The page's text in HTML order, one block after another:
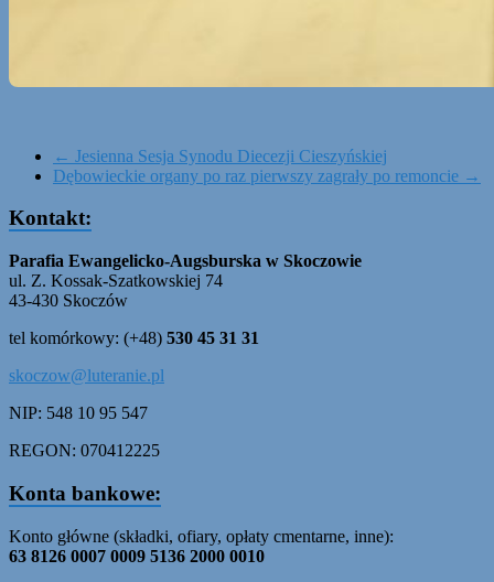
← Jesienna Sesja Synodu Diecezji Cieszyńskiej
Dębowieckie organy po raz pierwszy zagrały po remoncie →
Kontakt:
Parafia Ewangelicko-Augsburska w Skoczowie
ul. Z. Kossak-Szatkowskiej 74
43-430 Skoczów
tel komórkowy: (+48) 530 45 31 31
skoczow@luteranie.pl
NIP: 548 10 95 547
REGON: 070412225
Konta bankowe:
Konto główne (składki, ofiary, opłaty cmentarne, inne):
63 8126 0007 0009 5136 2000 0010